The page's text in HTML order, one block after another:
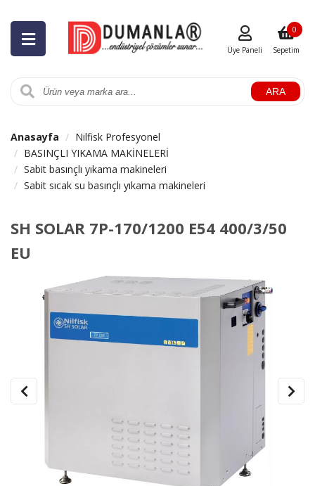
ARA
Üye Paneli Sepetim
0
Anasayfa
Nilfisk Profesyonel
BASINÇLI YIKAMA MAKİNELERİ
Sabit basınçlı yıkama makineleri
Sabit sıcak su basınçlı yıkama makineleri
SH SOLAR 7P-170/1200 E54 400/3/50
EU